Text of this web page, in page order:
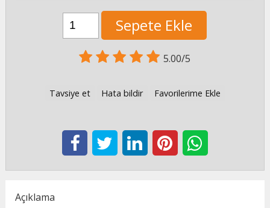
Sepete Ekle
5.00/5
Tavsiye et Hata bildir Favorilerime Ekle
Açıklama